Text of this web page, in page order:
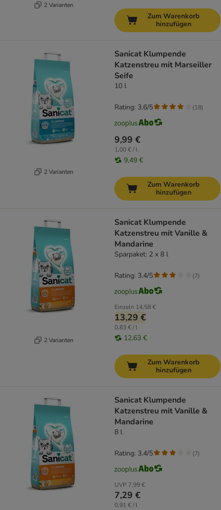
2 Varianten
Zum Warenkorb
hinzufügen
2 Varianten
Sanicat Klumpende
Katzenstreu mit Marseiller
Seife
10 l
9,99 €
1,00 € / l
9,49 €
Rating: 3.6/5 (18)
Zum Warenkorb
hinzufügen
2 Varianten
Sanicat Klumpende
Katzenstreu mit Vanille &
Mandarine
Sparpaket: 2 x 8 l
Einzeln 14,58 €
13,29 €
0,83 € / l
12,63 €
Rating: 3.4/5 (7)
Zum Warenkorb
hinzufügen
Sanicat Klumpende
Katzenstreu mit Vanille &
Mandarine
8 l
UVP 7,99 €
7,29 €
0,91 € / l
Rating: 3.4/5 (7)